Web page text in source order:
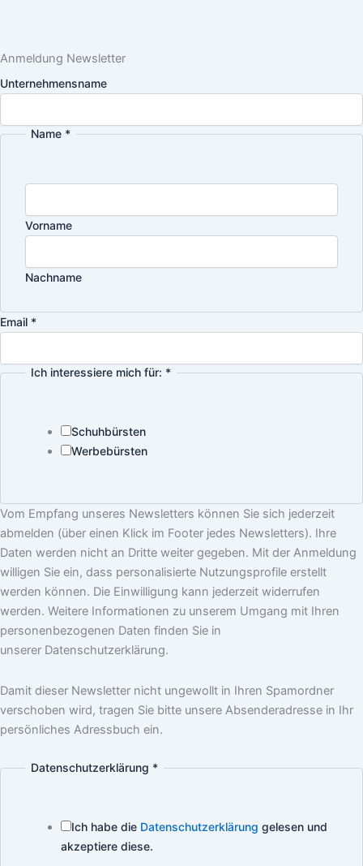
Anmeldung Newsletter
mich
Ich
Unternehmensname
Name *
Vorname
Nachname
Email *
Ich interessiere mich für: *
Schuhbürsten
Werbebürsten
Vom Empfang unseres Newsletters können Sie sich jederzeit
abmelden (über einen Klick im Footer jedes Newsletters). Ihre
Daten werden nicht an Dritte weiter gegeben. Mit der Anmeldung
willigen Sie ein, dass personalisierte Nutzungsprofile erstellt
werden können. Die Einwilligung kann jederzeit widerrufen
werden. Weitere Informationen zu unserem Umgang mit Ihren
personenbezogenen Daten finden Sie in
unserer Datenschutzerklärung.
Damit dieser Newsletter nicht ungewollt in Ihren Spamordner
verschoben wird, tragen Sie bitte unsere Absenderadresse in Ihr
persönliches Adressbuch ein.
Datenschutzerklärung *
Ich habe die Datenschutzerklärung gelesen und
akzeptiere diese.